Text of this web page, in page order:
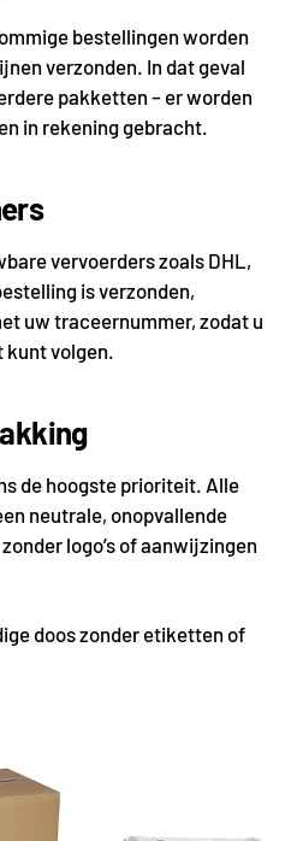
bestellingen worden
verzonden. In dat geval
pakketten – er worden
in rekening gebracht.
vervoerders zoals DHL,
is verzonden,
uw traceernummer, zodat u
kunt volgen.
de hoogste prioriteit. Alle
neutrale, onopvallende
logo’s of aanwijzingen
doos zonder etiketten of